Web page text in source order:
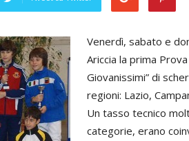
Venerdì, sabato e
Ariccia la prima
Giovanissimi” di
regioni: Lazio,
Un tasso tecnico
categorie, erano